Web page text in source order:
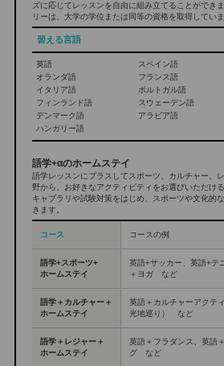
ズに応じてレッスンを自由に組み立てることができ
リーは、大学の学位または同等の資格を取得していま
習える言語
英語 スペイン語
オランダ語
フランス語
イタリア語
ポルトガル語
フィンランド語
スウェーデン語
デンマーク語
アラビア語
ハンガリー語
語学+αのホームステイ
語学レッスンにプラスしてスポーツ、カルチャー、
野から、お好きなアクティビティをお選びいただけ
キャブラリや試験対策をはじめ、スポーツや文化的
きます。
コース コースの例
語学+スポーツ+
ホームステイ
英語+サッカー、英語+テ
＋ヨガ など
語学＋カルチャー＋
ホームステイ
英語＋カルチャーアクテ
光地巡り） など
語学＋レジャー＋
ホームステイ
英語＋フラダンス、英語
グ など